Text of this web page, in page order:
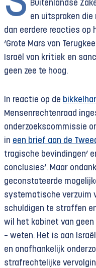
Buitenlandse
en uitspraken
dan eerdere reacties op
‘Grote Mars van
Israël van kritiek en
geen zee te hoog.
In reactie op de
Mensenrechtenraad
onderzoekscommissie
in een brief aan de
tragische bevindingen’
conclusies’. Maar
geconstateerde
systematische verzuim
schuldigen te straffen
wil het kabinet van
– weten. Het is aan
en onafhankelijk
strafrechtelijke